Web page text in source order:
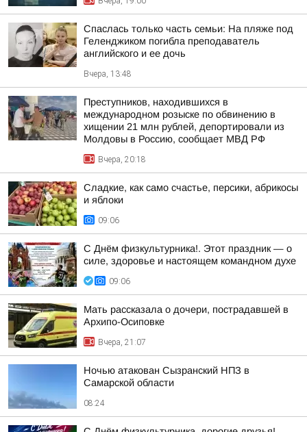
Спаслась только часть семьи: На пляже под
Геленджиком погибла преподаватель
английского и ее дочь
Вчера, 13:48
Преступников, находившихся в
международном розыске по обвинению в
хищении 21 млн рублей, депортировали из
Молдовы в Россию, сообщает МВД РФ
Вчера, 20:18
Сладкие, как само счастье, персики, абрикосы
и яблоки
09:06
С Днём физкультурника!. Этот праздник — о
силе, здоровье и настоящем командном духе
09:06
Мать рассказала о дочери, пострадавшей в
Архипо-Осиповке
Вчера, 21:07
Ночью атакован Сызранский НПЗ в
Самарской области
08:24